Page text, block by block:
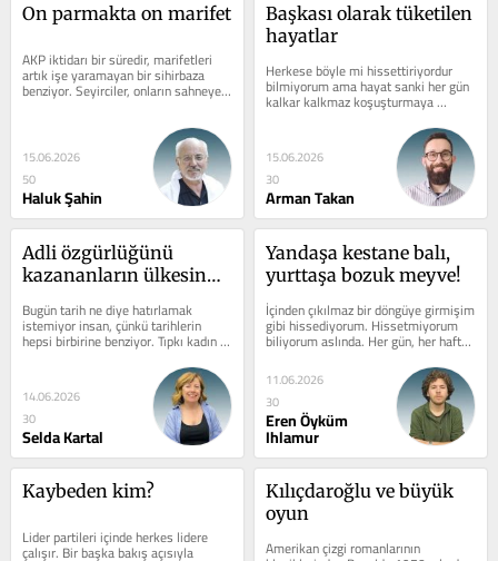
On parmakta on marifet
AKP iktidarı bir süredir, marifetleri
artık işe yaramayan bir sihirbaza
benziyor. Seyirciler, onların sahneye
çıkıp yaptıklarını eskisi...
15.06.2026
50
Haluk Şahin
Başkası olarak tüketilen
hayatlar
Herkese böyle mi hissettiriyordur
bilmiyorum ama hayat sanki her gün
kalkar kalkmaz koşuşturmaya
başladığımız ve ertesi gün yine aynı
15.06.2026
30
Arman Takan
Adli özgürlüğünü
kazananların ülkesinde
kaybettik!
Bugün tarih ne diye hatırlamak
istemiyor insan, çünkü tarihlerin
hepsi birbirine benziyor. Tıpkı kadın
cinayetleri gibi! Kocaeli’de yaşanan...
14.06.2026
30
Selda Kartal
Yandaşa kestane balı,
yurttaşa bozuk meyve!
İçinden çıkılmaz bir döngüye girmişim
gibi hissediyorum. Hissetmiyorum
biliyorum aslında. Her gün, her hafta
her ay aynı suni gündemler,...
11.06.2026
30
Eren Öyküm
Ihlamur
Kaybeden kim?
Lider partileri içinde herkes lidere
çalışır. Bir başka bakış açısıyla
Kılıçdaroğlu ve büyük
oyun
Amerikan çizgi romanlarının